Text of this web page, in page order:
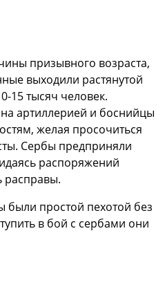
призывного возраста,
выходили растянутой
15 тысяч человек.
артиллерией и боснийцы
желая просочиться
Сербы предприняли
распоряжений
расправы.
были простой пехотой без
в бой с сербами они